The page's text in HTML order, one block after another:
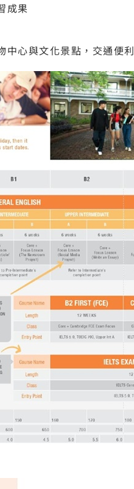
成果
中心與文化景點，交通便利